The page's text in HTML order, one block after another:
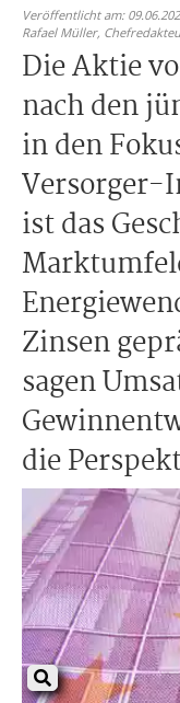
Veröffentlicht am:
Rafael Müller,
Die Aktie
nach den
in den
Versorger-
ist das
Zinsen
sagen
die